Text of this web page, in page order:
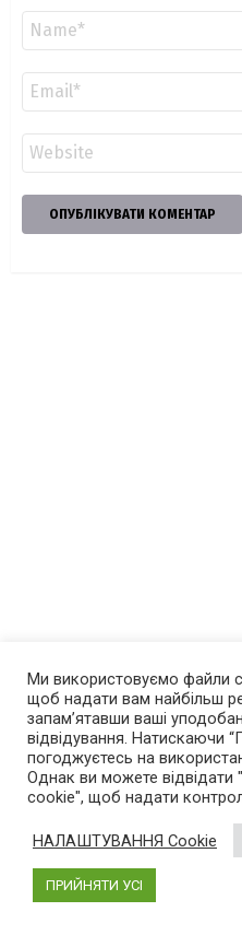
Ми використовуємо файли
щоб надати вам найбільш
запам’ятавши ваші
відвідування. Натискаючи
погоджуєтесь на
Однак ви можете відвідати
cookie", щоб надати
НАЛАШТУВАННЯ Cookie
ПРИЙНЯТИ УСІ